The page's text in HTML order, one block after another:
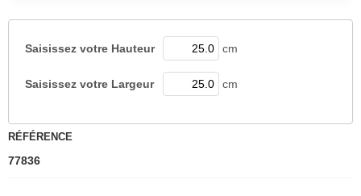
Saisissez votre Hauteur cm
Saisissez votre Largeur cm
RÉFÉRENCE
77836